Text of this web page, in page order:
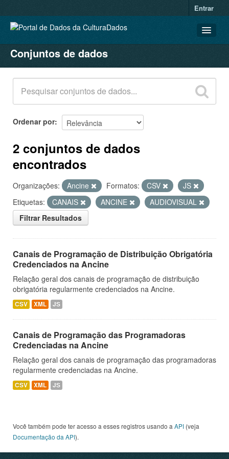
Entrar
CONJUNTOS DE DADOS
ORGANIZAÇÕES
GRUPOS
SOBRE
Conjuntos de dados
Ordenar por
2 conjuntos de dados
encontrados
Organizações: Ancine Formatos: CSV
JS
Etiquetas:
CANAIS ANCINE
AUDIOVISUAL
Filtrar Resultados
Canais de Programação de Distribuição Obrigatória
Credenciados na Ancine
Relação geral dos canais de programação de distribuição
obrigatória regularmente credenciados na Ancine.
CSV XML JS
Canais de Programação das Programadoras
Credenciadas na Ancine
Relação geral dos canais de programação das programadoras
regularmente credenciadas na Ancine.
CSV XML JS
Você também pode ter acesso a esses registros usando a API (veja
Documentação da API).